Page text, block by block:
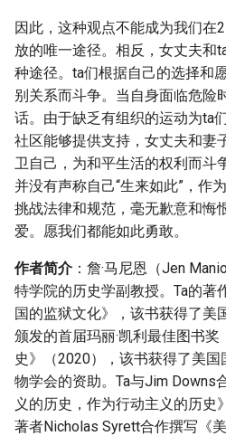
因此，这种观点不能成为我们在
放的唯一途径。相反，女丈夫和
种途径。ta们根据自己的选择和
别关系而斗争。当自身面临危险
话。由于缺乏有组织的运动为ta
社区能够提供支持，女丈夫和妻
卫自己，为和平生活的权利而斗
并没有声称自己“生来如此”，作
挑战法律和规范，毫无歉意和悔
爱。愿我们都能如此勇敢。
作者简介：詹·马尼恩（Jen
特学院的历史学副教授。Ta的著
国的监狱文化》，该书获得了美
颁发的首届玛丽·凯利最佳图书
史》（2020），该书获得了美
物学会的资助。Ta与Jim Downs
义的历史，作为行动主义的历史
著者Nicholas Syrett合作撰写《